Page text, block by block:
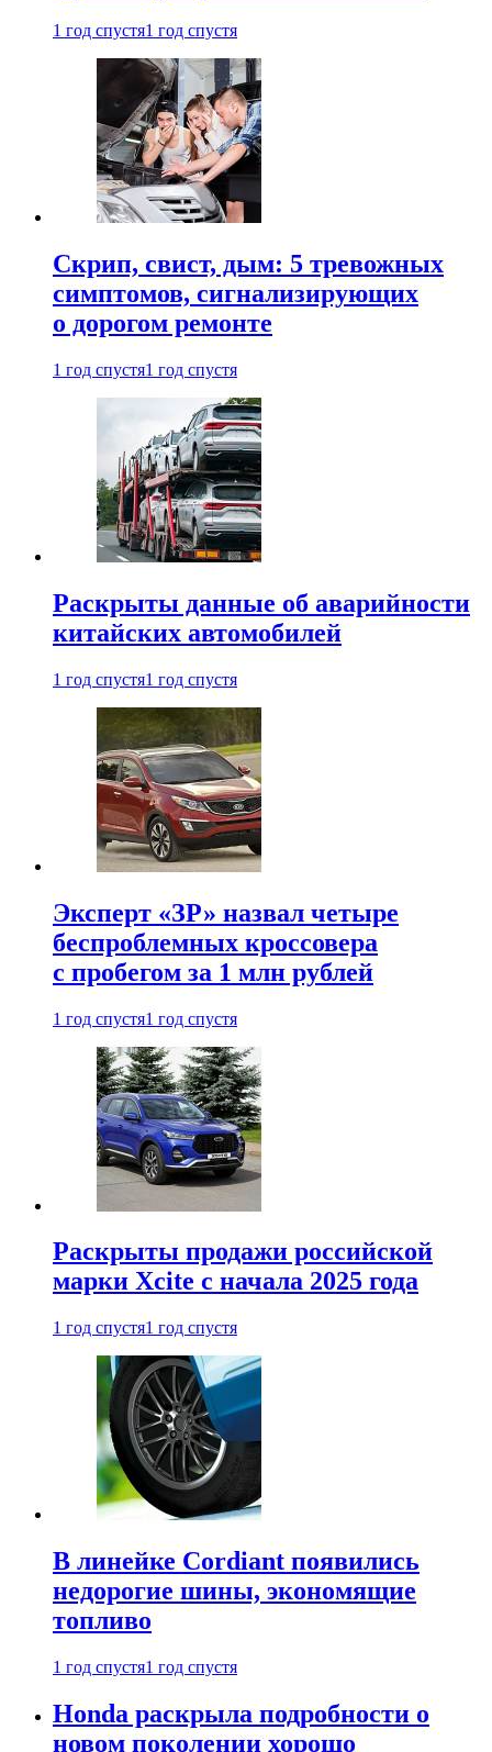
1 год спустя1 год спустя
Скрип, свист, дым: 5 тревожных
симптомов, сигнализирующих
о дорогом ремонте
1 год спустя1 год спустя
Раскрыты данные об аварийности
китайских автомобилей
1 год спустя1 год спустя
Эксперт «ЗР» назвал четыре
беспроблемных кроссовера
с пробегом за 1 млн рублей
1 год спустя1 год спустя
Раскрыты продажи российской
марки Xcite с начала 2025 года
1 год спустя1 год спустя
В линейке Cordiant появились
недорогие шины, экономящие
топливо
1 год спустя1 год спустя
Honda раскрыла подробности о
новом поколении хорошо